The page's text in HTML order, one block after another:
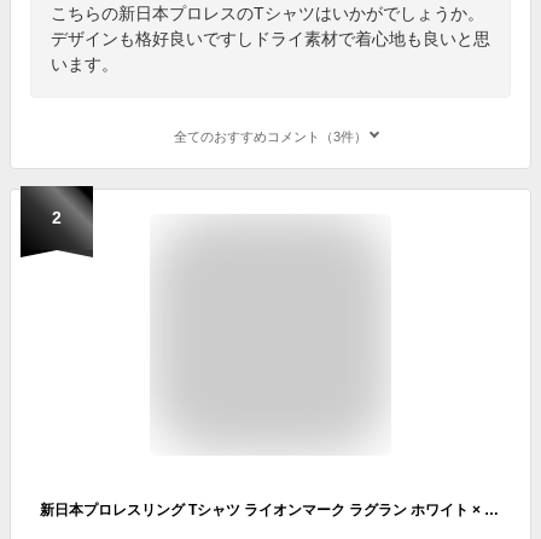
こちらの新日本プロレスのTシャツはいかがでしょうか。
デザインも格好良いですしドライ素材で着心地も良いと思
います。
全てのおすすめコメント（3件）
2
新日本プロレスリング Tシャツ ライオンマーク ラグラン ホワイト × ブラック L 3184056905